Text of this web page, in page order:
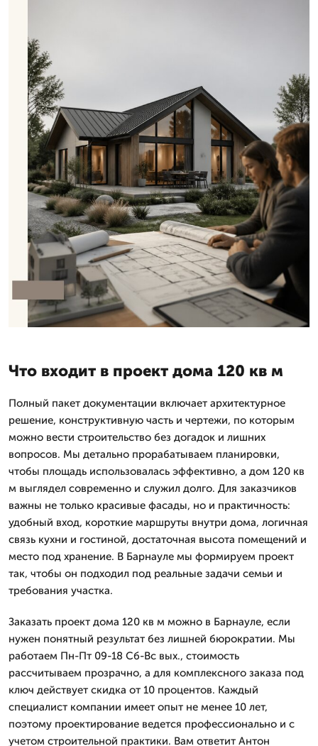
Что входит в проект дома 120 кв м
Полный пакет документации включает архитектурное
решение, конструктивную часть и чертежи, по которым
можно вести строительство без догадок и лишних
вопросов. Мы детально прорабатываем планировки,
чтобы площадь использовалась эффективно, а дом 120 кв
м выглядел современно и служил долго. Для заказчиков
важны не только красивые фасады, но и практичность:
удобный вход, короткие маршруты внутри дома, логичная
связь кухни и гостиной, достаточная высота помещений и
место под хранение. В Барнауле мы формируем проект
так, чтобы он подходил под реальные задачи семьи и
требования участка.
Заказать проект дома 120 кв м можно в Барнауле, если
нужен понятный результат без лишней бюрократии. Мы
работаем Пн-Пт 09-18 Сб-Вс вых., стоимость
рассчитываем прозрачно, а для комплексного заказа под
ключ действует скидка от 10 процентов. Каждый
специалист компании имеет опыт не менее 10 лет,
поэтому проектирование ведется профессионально и с
учетом строительной практики. Вам ответит Антон